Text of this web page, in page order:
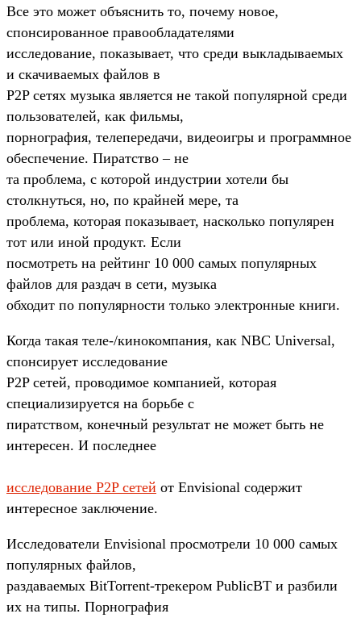
Все это может объяснить то, почему новое,
спонсированное правообладателями
исследование, показывает, что среди выкладываемых
и скачиваемых файлов в
P2P сетях музыка является не такой популярной среди
пользователей, как фильмы,
порнография, телепередачи, видеоигры и программное
обеспечение. Пиратство – не
та проблема, с которой индустрии хотели бы
столкнуться, но, по крайней мере, та
проблема, которая показывает, насколько популярен
тот или иной продукт. Если
посмотреть на рейтинг 10 000 самых популярных
файлов для раздач в сети, музыка
обходит по популярности только электронные книги.
Когда такая теле-/кинокомпания, как NBC Universal,
спонсирует исследование
P2P сетей, проводимое компанией, которая
специализируется на борьбе с
пиратством, конечный результат не может быть не
интересен. И последнее
исследование P2P сетей от Envisional содержит
интересное заключение.
Исследователи Envisional просмотрели 10 000 самых
популярных файлов,
раздаваемых BitTorrent-трекером PublicBT и разбили
их на типы. Порнография